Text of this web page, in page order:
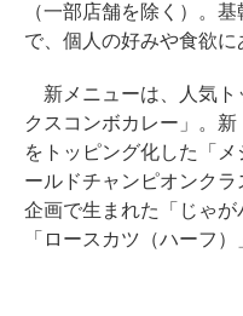
（一部店舗を除く）。
で、個人の好みや食欲に
新メニューは、人気ト
クスコンボカレー」。
をトッピング化した「
ールドチャンピオンク
企画で生まれた「じゃが
「ロースカツ（ハーフ